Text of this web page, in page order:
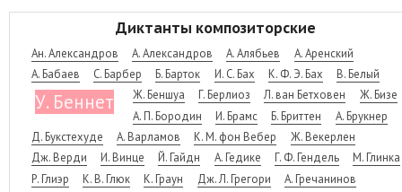
Диктанты композиторские
Ан. Александров А. Александров А. Алябьев
А. Аренский
А. Бабаев
С. Барбер Б. Барток И. С. Бах К. Ф. Э. Бах В. Белый
У. Беннет Ж. Беншуа Г. Берлиоз Л. ван Бетховен
Ж. Бизе
А. П. Бородин
И. Брамс Б. Бриттен
А. Брукнер
Д. Букстехуде
А. Варламов К. М. фон Вебер
Ж. Векерлен
Дж. Верди
И. Винце Й. Гайдн А. Гедике Г. Ф. Гендель
М. Глинка
Р. Глиэр
К. В. Глюк К. Граун Дж. Л. Грегори
А. Гречанинов